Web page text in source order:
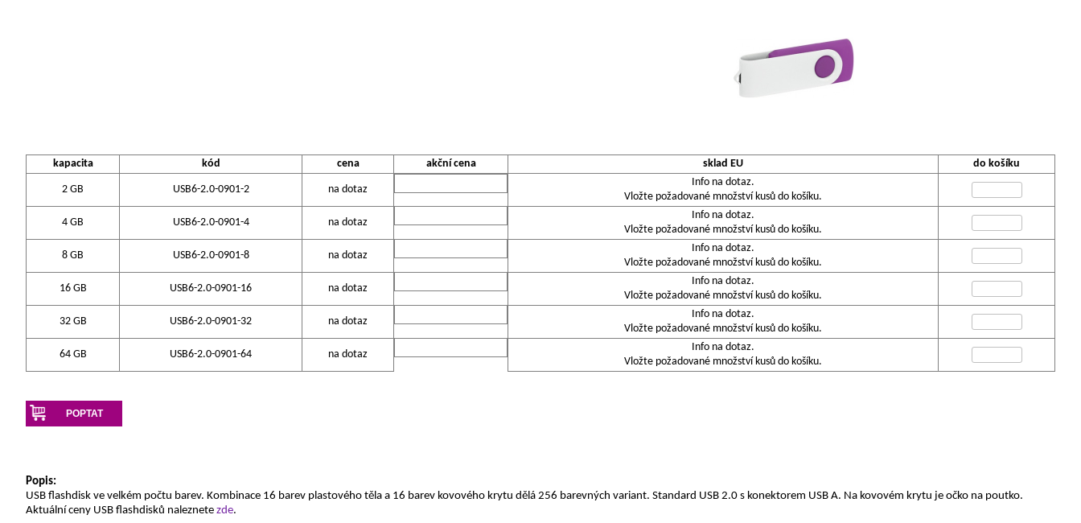
kapacita kód cena akční cena sklad EU do košíku
2 GB USB6-2.0-0901-2 na dotaz
Info na dotaz.
Vložte požadované množství kusů do košíku.
4 GB USB6-2.0-0901-4 na dotaz
Info na dotaz.
Vložte požadované množství kusů do košíku.
8 GB USB6-2.0-0901-8 na dotaz
Info na dotaz.
Vložte požadované množství kusů do košíku.
16 GB USB6-2.0-0901-16 na dotaz
Info na dotaz.
Vložte požadované množství kusů do košíku.
32 GB USB6-2.0-0901-32 na dotaz
Info na dotaz.
Vložte požadované množství kusů do košíku.
64 GB USB6-2.0-0901-64 na dotaz
Info na dotaz.
Vložte požadované množství kusů do košíku.
POPTAT
Popis:
USB flashdisk ve velkém počtu barev. Kombinace 16 barev plastového těla a 16 barev kovového krytu dělá 256 barevných variant. Standard USB 2.0 s konektorem USB A. Na kovovém krytu je očko na poutko.
Aktuální ceny USB flashdisků naleznete zde.